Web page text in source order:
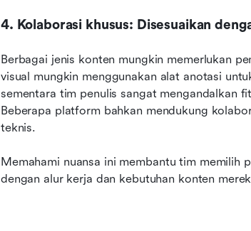
4. Kolaborasi khusus: Disesuaikan
Berbagai jenis konten mungkin memerlukan
visual mungkin menggunakan alat anotasi
sementara tim penulis sangat mengandalkan
Beberapa platform bahkan mendukung
teknis.
Memahami nuansa ini membantu tim memilih
dengan alur kerja dan kebutuhan konten